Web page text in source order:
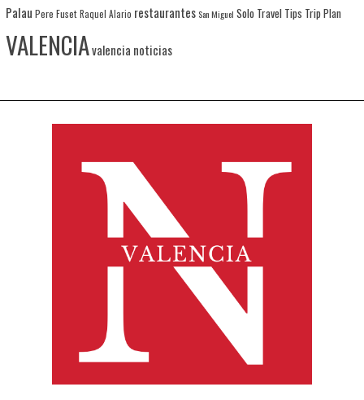
Palau Pere Fuset Raquel Alario restaurantes San Miguel Solo Travel Tips Trip Plan
VALENCIAvalencia noticias